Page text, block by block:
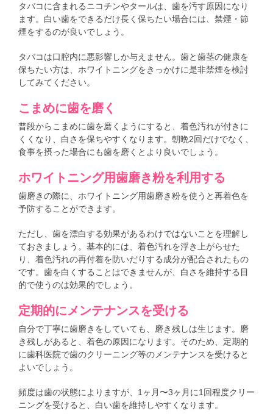
タバコに含まれるニコチンやタールは、歯を汚す原因になり
ます。白い歯をできるだけ長く保ちたい場合には、禁煙・節
煙をするのが良いでしょう。
タバコは口腔内に悪影響しか与えません。歯と歯茎の健康を
保ちたい方は、ホワイトニングをきっかけに是非禁煙を検討
してみてください。
こまめに歯を磨く
普段からこまめに歯を磨くようにすると、着色汚れが付きに
くくなり、白さを保ちやすくなります。朝晩2回だけでなく、
食事を摂った場合にも歯を磨くとより良いでしょう。
ホワイトニング用歯磨き粉を利用する
歯磨きの際に、ホワイトニング用歯磨き粉を使うと再着色を
予防することができます。
ただし、歯を漂白する効果があるわけではないことを理解し
ておきましょう。基本的には、着色汚れを浮き上がらせた
り、着色汚れの再付着を防いだりする成分が配合されたもの
です。歯を白くすることはできませんが、白さを維持する目
的で使うのは効果的でしょう。
定期的にメンテナンスを受ける
自分で丁寧に歯磨きをしていても、磨き残しは生じます。磨
き残しがあると、着色の原因になります。そのため、定期的
に歯科医院で歯のクリーニング等のメンテナンスを受けると
よいでしょう。
頻度は歯の状態によりますが、1ヶ月〜3ヶ月に1回程度クリー
ニングを受けると、白い歯を維持しやすくなります。